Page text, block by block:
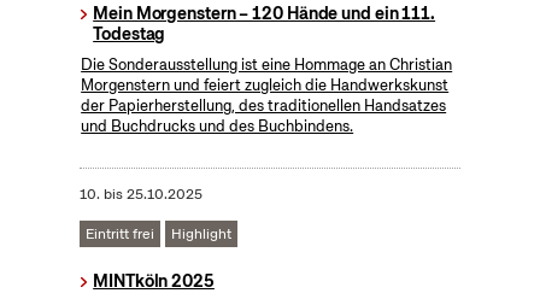
Mein Morgenstern – 120 Hände und ein 111.
Todestag
Die Sonderausstellung ist eine Hommage an Christian
Morgenstern und feiert zugleich die Handwerkskunst
der Papierherstellung, des traditionellen Handsatzes
und Buchdrucks und des Buchbindens.
10. bis25.10.2025
Eintritt frei Highlight
MINTköln 2025